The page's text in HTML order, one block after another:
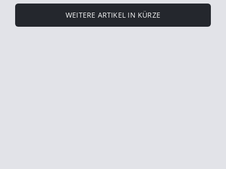
WEITERE ARTIKEL IN KÜRZE